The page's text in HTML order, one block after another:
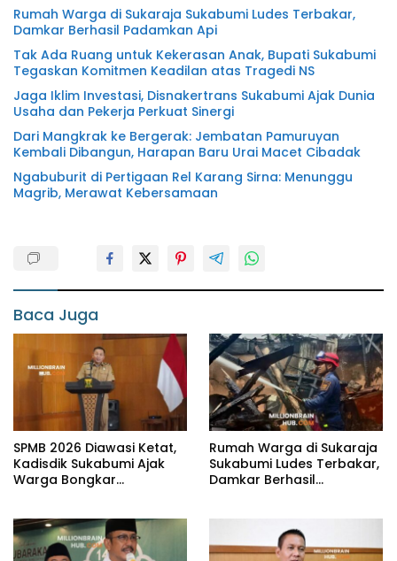
Rumah Warga di Sukaraja Sukabumi Ludes Terbakar,
Damkar Berhasil Padamkan Api
Tak Ada Ruang untuk Kekerasan Anak, Bupati Sukabumi
Tegaskan Komitmen Keadilan atas Tragedi NS
Jaga Iklim Investasi, Disnakertrans Sukabumi Ajak Dunia
Usaha dan Pekerja Perkuat Sinergi
Dari Mangkrak ke Bergerak: Jembatan Pamuruyan
Kembali Dibangun, Harapan Baru Urai Macet Cibadak
Ngabuburit di Pertigaan Rel Karang Sirna: Menunggu
Magrib, Merawat Kebersamaan
Baca Juga
SPMB 2026 Diawasi Ketat,
Kadisdik Sukabumi Ajak
Warga Bongkar
Rumah Warga di Sukaraja
Sukabumi Ludes Terbakar,
Damkar Berhasil